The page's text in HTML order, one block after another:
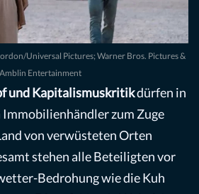
Universal Pictures; Warner Bros. Pictures &
Amblin Entertainment
und Kapitalismuskritikdürfen in
zum Zuge
von verwüsteten Orten
stehen alle Beteiligten vor
Bedrohung wie die Kuh